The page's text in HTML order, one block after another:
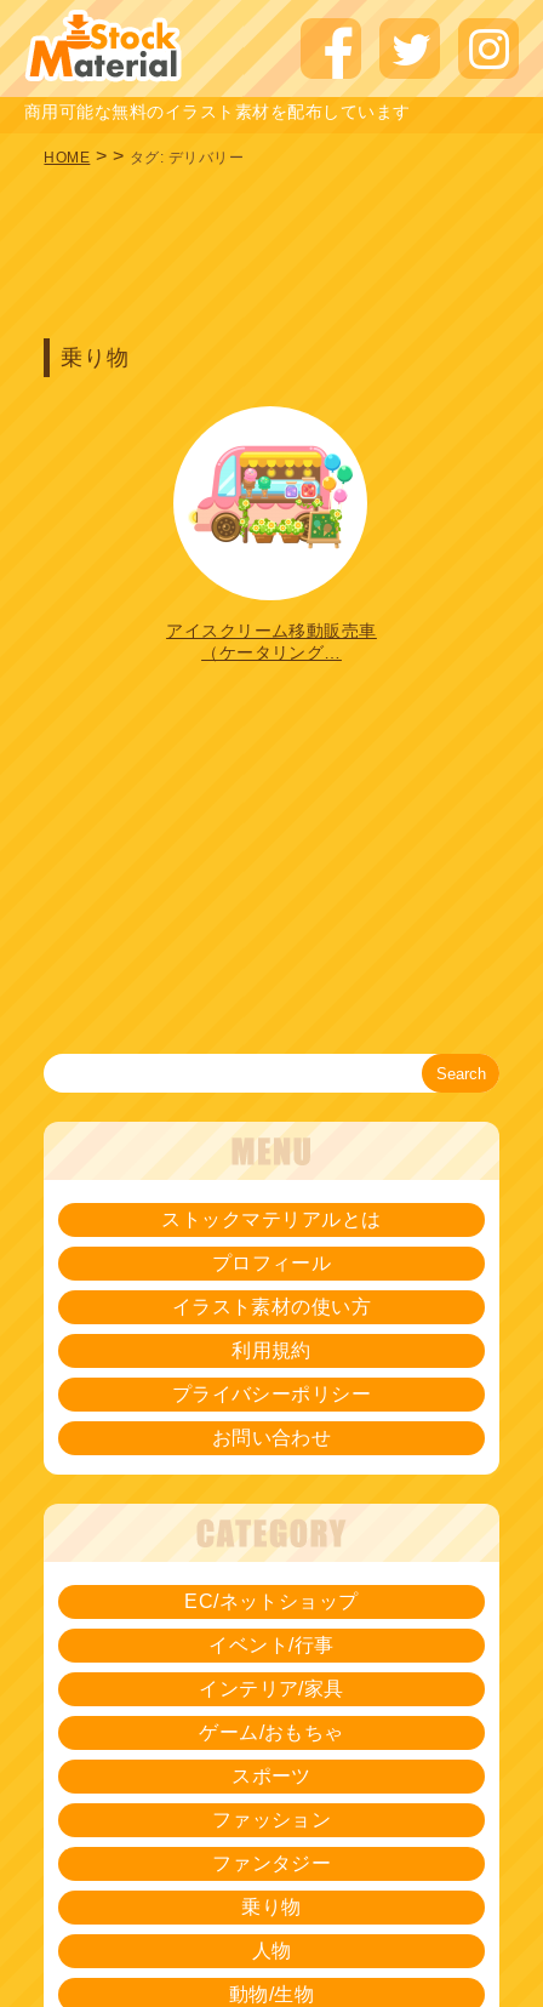
商用可能な無料のイラスト素材を配布しています
HOME > > タグ: デリバリー
乗り物
アイスクリーム移動販売車
（ケータリング…
Search
ストックマテリアルとは
プロフィール
イラスト素材の使い方
利用規約
プライバシーポリシー
お問い合わせ
EC/ネットショップ
イベント/行事
インテリア/家具
ゲーム/おもちゃ
スポーツ
ファッション
ファンタジー
乗り物
人物
動物/生物